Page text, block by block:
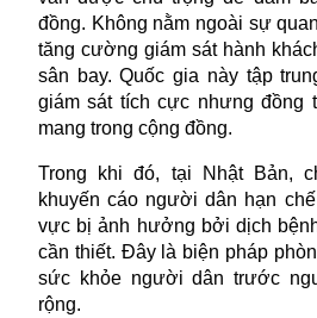
đồng. Không nằm ngoài sự
tăng cường giám sát hành
sân bay. Quốc gia này tập
giám sát tích cực nhưng đồng
mang trong cộng đồng.
Trong khi đó, tại Nhật Bản,
khuyến cáo người dân hạn
vực bị ảnh hưởng bởi dịch
cần thiết. Đây là biện pháp
sức khỏe người dân trước
rộng.